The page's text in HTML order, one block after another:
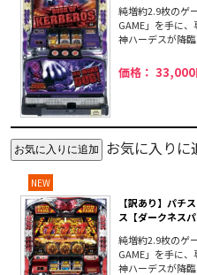
純増約2.9枚のゲ
GAME」を手に
神ハーデスが降臨
価格：
お気に入りに
NEW
【訳あり】パ
ス【ダークネス
純増約2.9枚のゲ
GAME」を手に
神ハーデスが降臨